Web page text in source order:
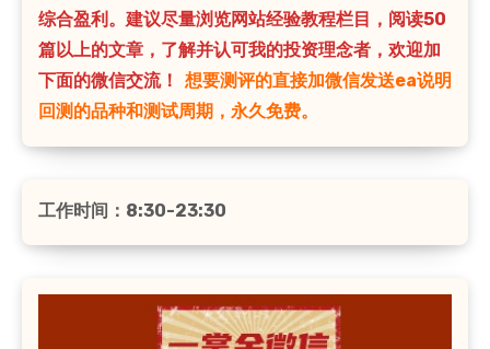
综合盈利。建议尽量浏览网站经验教程栏目，阅读50
篇以上的文章，了解并认可我的投资理念者，欢迎加
下面的微信交流！
想要测评的直接加微信发送ea说明
回测的品种和测试周期，永久免费。
工作时间：8:30-23:30